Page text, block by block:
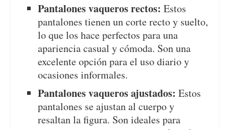
Pantalones vaqueros rectos: Estos
pantalones tienen un corte recto y suelto,
lo que los hace perfectos para una
apariencia casual y cómoda. Son una
excelente opción para el uso diario y
ocasiones informales.
Pantalones vaqueros ajustados: Estos
pantalones se ajustan al cuerpo y
resaltan la figura. Son ideales para